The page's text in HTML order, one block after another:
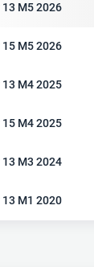
M5 2026
M5 2026
M4 2025
M4 2025
M3 2024
M1 2020